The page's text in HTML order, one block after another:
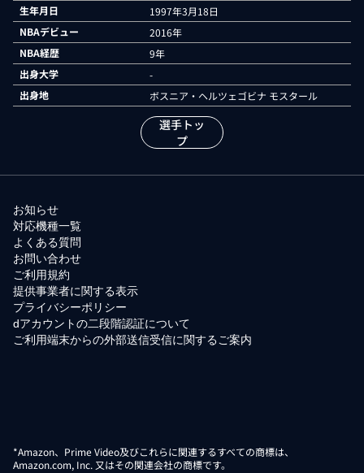
生年月日
1997年3月18日
NBAデビュー
2016年
NBA経歴
9年
出身大学
-
出身地
ボスニア・ヘルツェゴビナ モスタール
選手トッ
プ
お知らせ
対応機種一覧
よくある質問
お問い合わせ
ご利用規約
提供事業者に関する表示
プライバシーポリシー
dアカウントの二段階認証について
ご利用端末からの外部送信受信に関するご案内
*Amazon、Prime Video及びこれらに関連するすべての商標は、
Amazon.com, Inc. 又はその関連会社の商標です。